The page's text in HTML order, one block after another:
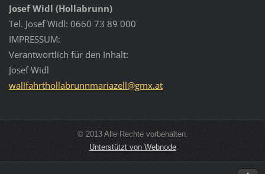
Josef Widl (Hollabrunn)
Tel. Josef Widl: 0660 73 89 000
IMPRESSUM:
Verantwortlich für den Inhalt:
Josef Widl
wallfahrthollabrunnmariazell@gmx.at
© 2013 Alle Rechte vorbehalten.
Unterstützt von Webnode